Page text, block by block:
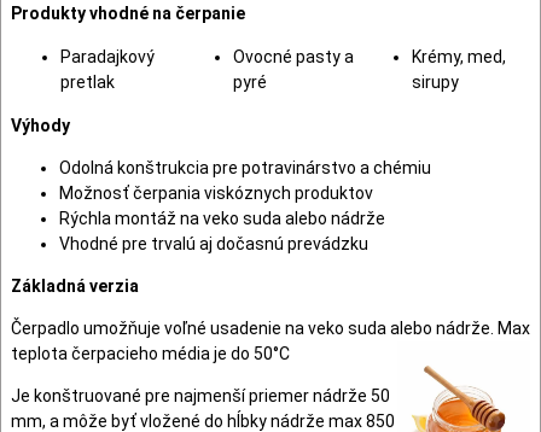
Produkty vhodné na čerpanie
Paradajkový
pretlak
Ovocné pasty a
pyré
Krémy, med,
sirupy
Výhody
Odolná konštrukcia pre potravinárstvo a chémiu
Možnosť čerpania viskóznych produktov
Rýchla montáž na veko suda alebo nádrže
Vhodné pre trvalú aj dočasnú prevádzku
Základná verzia
Čerpadlo umožňuje voľné usadenie na veko suda alebo nádrže. Max
teplota čerpacieho média je do 50°C
Je konštruované pre najmenší priemer nádrže 50
mm, a môže byť vložené do hĺbky nádrže max 850